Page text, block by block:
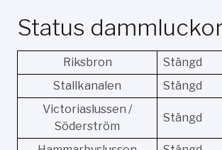
Status
Riksbron
Stängd
Stallkanalen
Stängd
Victoriaslussen /
Söderström
Stängd